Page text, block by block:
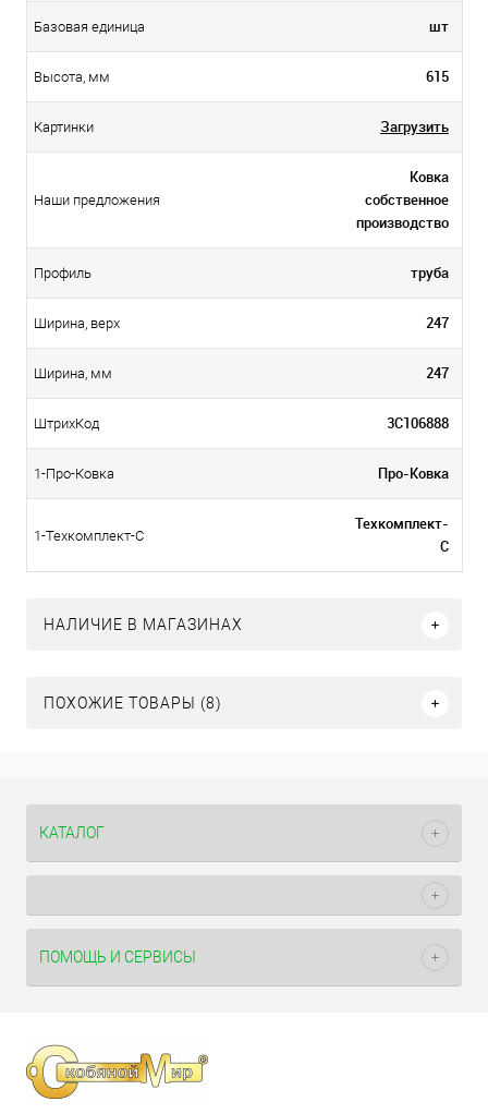
Базовая единица шт
Высота, мм 615
Картинки Загрузить
Наши предложения
Ковка
собственное
производство
Профиль труба
Ширина, верх 247
Ширина, мм 247
ШтрихКод 3С106888
1-Про-Ковка Про-Ковка
1-Техкомплект-С
Техкомплект-
С
НАЛИЧИЕ В МАГАЗИНАХ
ПОХОЖИЕ ТОВАРЫ (8)
КАТАЛОГ
ПОМОЩЬ И СЕРВИСЫ